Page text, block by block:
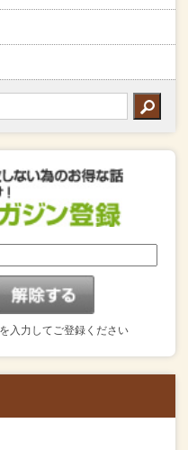
入力してご登録ください